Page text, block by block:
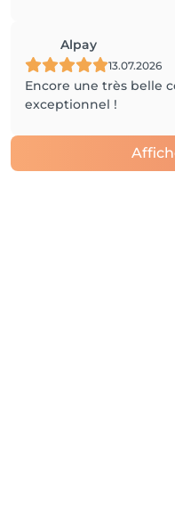
Alpay
13.07.2026
Encore une très belle
exceptionnel !